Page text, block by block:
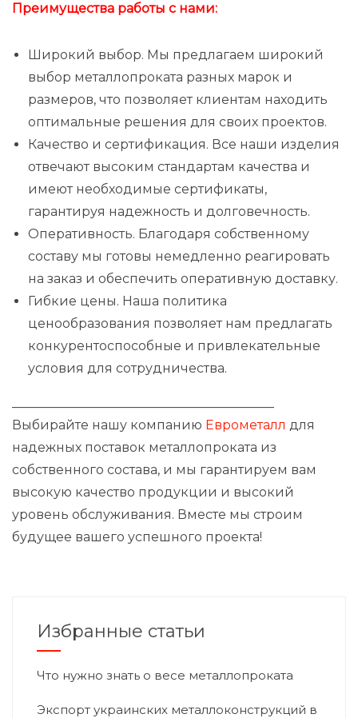
Преимущества работы с нами:
Широкий выбор. Мы предлагаем широкий
выбор металлопроката разных марок и
размеров, что позволяет клиентам находить
оптимальные решения для своих проектов.
Качество и сертификация. Все наши изделия
отвечают высоким стандартам качества и
имеют необходимые сертификаты,
гарантируя надежность и долговечность.
Оперативность. Благодаря собственному
составу мы готовы немедленно реагировать
на заказ и обеспечить оперативную доставку.
Гибкие цены. Наша политика
ценообразования позволяет нам предлагать
конкурентоспособные и привлекательные
условия для сотрудничества.
Выбирайте нашу компанию Еврометалл для
надежных поставок металлопроката из
собственного состава, и мы гарантируем вам
высокую качество продукции и высокий
уровень обслуживания. Вместе мы строим
будущее вашего успешного проекта!
Избранные статьи
Что нужно знать о весе металлопроката
Экспорт украинских металлоконструкций в